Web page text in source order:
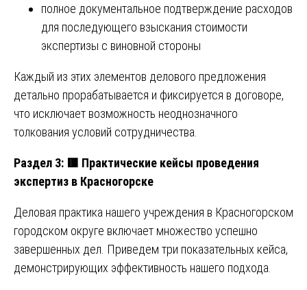
полное документальное подтверждение расходов
для последующего взыскания стоимости
экспертизы с виновной стороны
Каждый из этих элементов делового предложения
детально прорабатывается и фиксируется в договоре,
что исключает возможность неоднозначного
толкования условий сотрудничества.
Раздел 3: 🟥 Практические кейсы проведения
экспертиз в Красногорске
Деловая практика нашего учреждения в Красногорском
городском округе включает множество успешно
завершенных дел. Приведем три показательных кейса,
демонстрирующих эффективность нашего подхода.